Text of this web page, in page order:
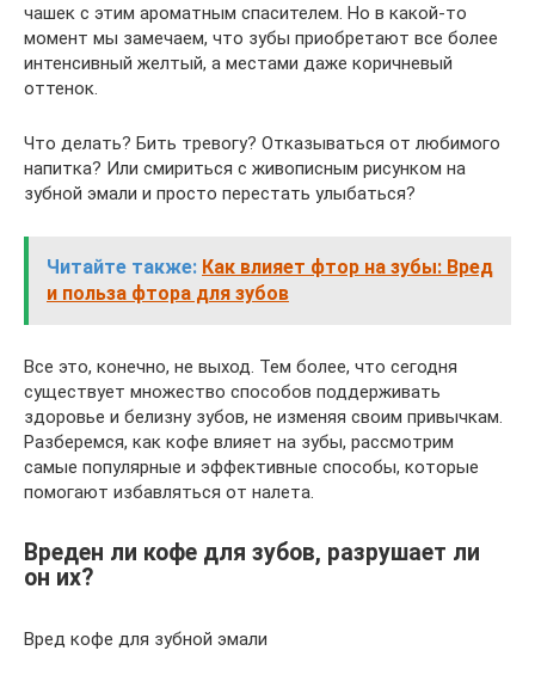
чашек с этим ароматным спасителем. Но в какой-то
момент мы замечаем, что зубы приобретают все более
интенсивный желтый, а местами даже коричневый
оттенок.
Что делать? Бить тревогу? Отказываться от любимого
напитка? Или смириться с живописным рисунком на
зубной эмали и просто перестать улыбаться?
Читайте также: Как влияет фтор на зубы: Вред
и польза фтора для зубов
Все это, конечно, не выход. Тем более, что сегодня
существует множество способов поддерживать
здоровье и белизну зубов, не изменяя своим привычкам.
Разберемся, как кофе влияет на зубы, рассмотрим
самые популярные и эффективные способы, которые
помогают избавляться от налета.
Вреден ли кофе для зубов, разрушает ли
он их?
Вред кофе для зубной эмали